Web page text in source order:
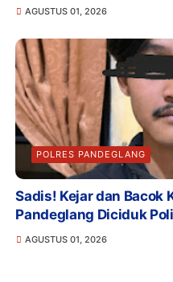
AGUSTUS 01, 2026
POLRES PANDEGLANG
Sadis! Kejar dan Bacok
Pandeglang Diciduk
AGUSTUS 01, 2026